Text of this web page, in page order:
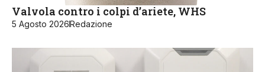
Valvola contro i colpi d’ariete, WHS
5 Agosto 2026Redazione